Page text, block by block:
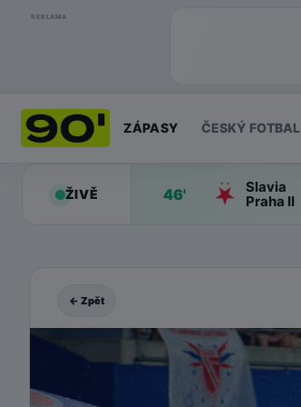
REKLAMA
ZÁPASY ČESKÝ FOTBAL
ŽIVĚ 46'
Slavia
Praha II
← Zpět